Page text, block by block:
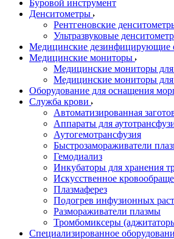
Буровой инструмент
Денситометры
Рентгеновские
Ультразвуковые
Медицинские дезинфицирующие
Медицинские мониторы
Медицинские мониторы для
Медицинские мониторы
Оборудование для оснащения
Служба крови
Автоматизированная
Аппараты для
Аутогемотрансфузия
Быстрозамораживатели
Гемодиализ
Инкубаторы для хранения
Искусственное
Плазмаферез
Подогрев инфузионных
Размораживатели плазмы
Тромбомиксеры
Специализированное